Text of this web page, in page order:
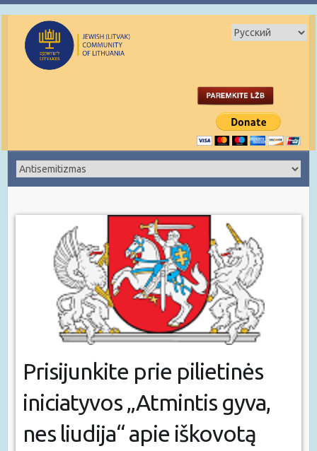
Prisijunkite prie pilietinės
iniciatyvos „Atmintis gyva,
nes liudija“ apie iškovotą